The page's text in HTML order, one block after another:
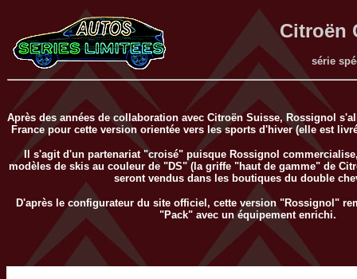
Citroën
série
Après des années de collaboration avec Citroën Suisse, Rossignol
France pour cette version orientée vers les sports d'hiver (elle est
Il s'agit d'un partenariat "croisé" puisque Rossignol
modèles de skis au couleur de "DS" (la griffe "haut de gamme" de
seront vendus dans les boutiques du double
D'après le configurateur du site officiel, cette version "Rossignol"
"Pack" avec un équipement enrichi.